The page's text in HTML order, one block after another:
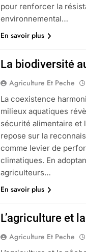
pour renforcer la
environnemental…
En savoir plus
La biodiversité
Agriculture Et Peche
La coexistence
milieux aquatiques
sécurité alimentaire et
repose sur la
comme levier de
climatiques. En
agriculteurs…
En savoir plus
L’agriculture et
Agriculture Et Peche